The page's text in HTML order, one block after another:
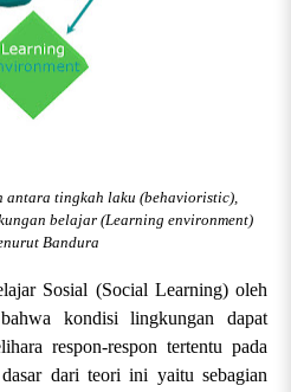
antara tingkah laku (behavioristic),
belajar (Learning environment)
Bandura
(Social Learning) oleh
kondisi lingkungan dapat
respon-respon tertentu pada
dari teori ini yaitu sebagian